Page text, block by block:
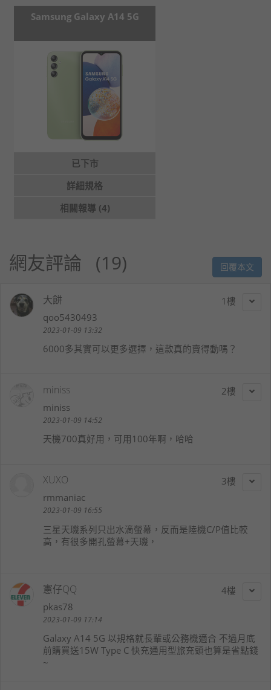
Samsung Galaxy A14 5G
已下市
詳細規格
相關報導 (4)
網友評論 19 回覆本文
1
大餅
qoo5430493
2023-01-09 13:32
6000多其實可以更多選擇，這款真的賣得動嗎？
2
miniss
miniss
2023-01-09 14:52
天機700真好用，可用100年啊，哈哈
3
XUXO
rmmaniac
2023-01-09 16:55
三星天璣系列只出水滴螢幕，反而是陸機C/P值比較
高，有很多開孔螢幕+天璣，
4
憲仔QQ
pkas78
2023-01-09 17:14
Galaxy A14 5G 以規格就長輩或公務機適合 不過月底
前購買送15W Type C 快充通用型旅充頭也算是省點錢
~